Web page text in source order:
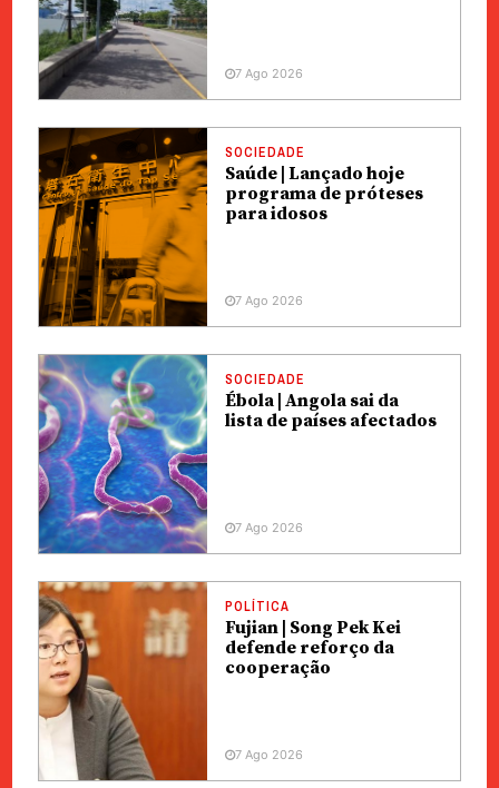
7 Ago 2026
SOCIEDADE
Saúde | Lançado hoje
programa de próteses
para idosos
7 Ago 2026
SOCIEDADE
Ébola | Angola sai da
lista de países afectados
7 Ago 2026
POLÍTICA
Fujian | Song Pek Kei
defende reforço da
cooperação
7 Ago 2026